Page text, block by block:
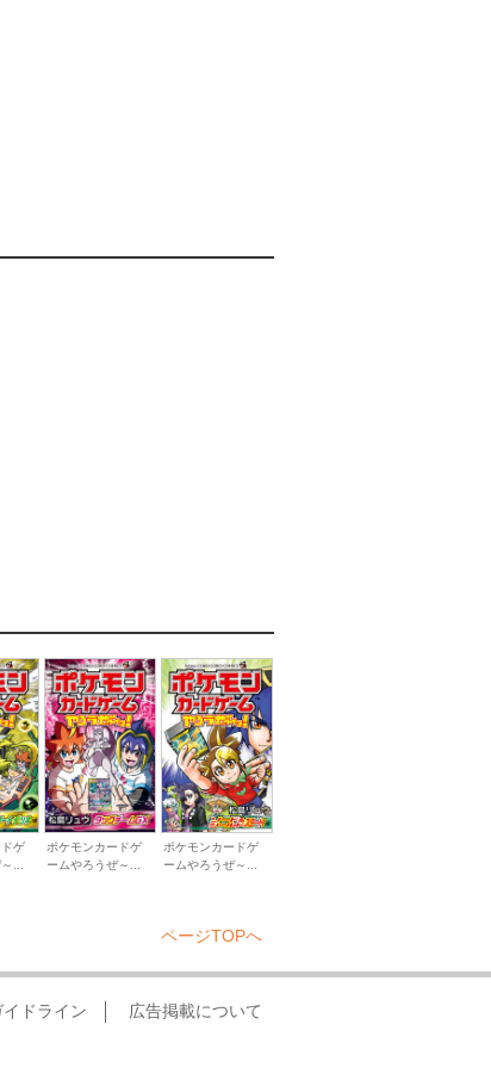
ゲ
...
ポケモンカードゲ
ームやろうぜ～...
ポケモンカードゲ
ームやろうぜ～...
ページTOPへ
ドライン 広告掲載について